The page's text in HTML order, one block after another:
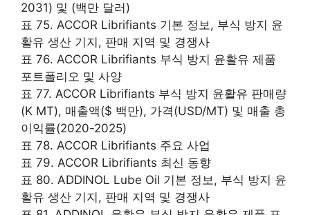
2031) 및 (백만 달러)
표 75. ACCOR Librifiants 기본 정보, 부식 방지 윤
활유 생산 기지, 판매 지역 및 경쟁사
표 76. ACCOR Librifiants 부식 방지 윤활유 제품
포트폴리오 및 사양
표 77. ACCOR Librifiants 부식 방지 윤활유 판매량
(K MT), 매출액($ 백만), 가격(USD/MT) 및 매출 총
이익률(2020-2025)
표 78. ACCOR Librifiants 주요 사업
표 79. ACCOR Librifiants 최신 동향
표 80. ADDINOL Lube Oil 기본 정보, 부식 방지 윤
활유 생산 기지, 판매 지역 및 경쟁사